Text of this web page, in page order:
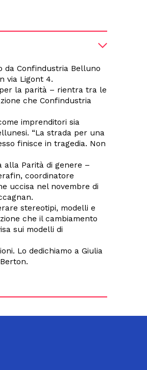
da Confindustria Belluno
via Ligont 4.
la parità – rientra tra le
che Confindustria
imprenditori sia
“La strada per una
finisce in tragedia. Non
alla Parità di genere –
coordinatore
uccisa nel novembre di
stereotipi, modelli e
che il cambiamento
sui modelli di
Lo dedichiamo a Giulia